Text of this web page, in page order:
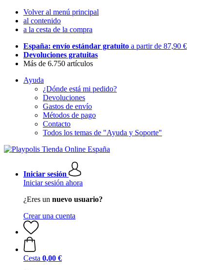
Volver al menú principal
al contenido
a la cesta de la compra
España: envío estándar gratuito a partir de 87,90 €
Devoluciones gratuitas
Más de 6.750 artículos
Ayuda
¿Dónde está mi pedido?
Devoluciones
Gastos de envío
Métodos de pago
Contacto
Todos los temas de "Ayuda y Soporte"
Iniciar sesión
Iniciar sesión ahora
¿Eres un nuevo usuario?
Crear una cuenta
Cesta 0,00 €